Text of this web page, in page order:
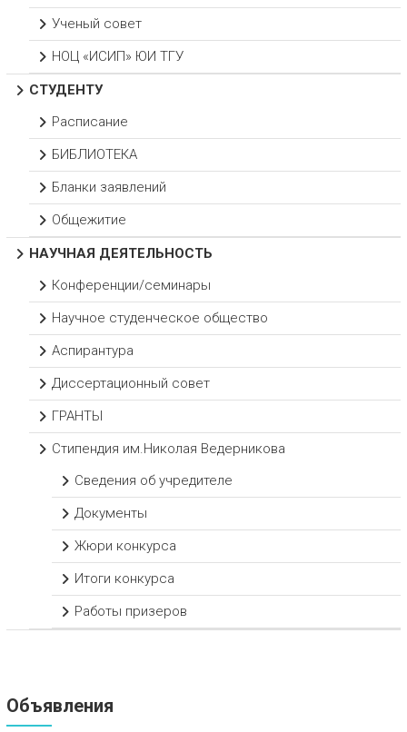
Ученый совет
НОЦ «ИСИП» ЮИ ТГУ
СТУДЕНТУ
Расписание
БИБЛИОТЕКА
Бланки заявлений
Общежитие
НАУЧНАЯ ДЕЯТЕЛЬНОСТЬ
Конференции/семинары
Научное студенческое общество
Аспирантура
Диссертационный совет
ГРАНТЫ
Стипендия им.Николая Ведерникова
Сведения об учредителе
Документы
Жюри конкурса
Итоги конкурса
Работы призеров
Объявления